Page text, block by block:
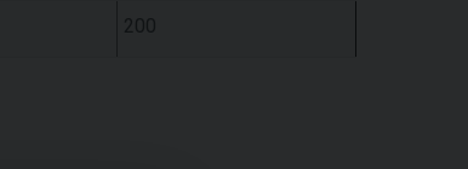
200